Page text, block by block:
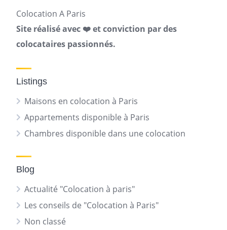
Colocation A Paris
Site réalisé avec ❤️ et conviction par des
colocataires passionnés.
Listings
Maisons en colocation à Paris
Appartements disponible à Paris
Chambres disponible dans une colocation
Blog
Actualité "Colocation à paris"
Les conseils de "Colocation à Paris"
Non classé